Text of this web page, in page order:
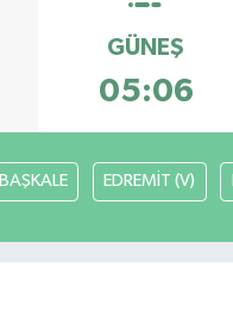
GÜNEŞ
05:06
BAŞKALE EDREMİT (V)